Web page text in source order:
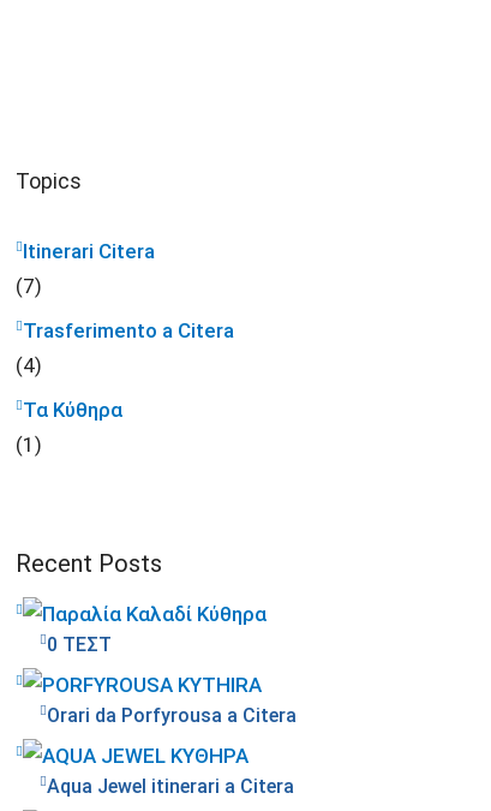
Topics
Itinerari Citera
(7)
Trasferimento a Citera
(4)
Τα Κύθηρα
(1)
Recent Posts
0 ΤΕΣΤ
Orari da Porfyrousa a Citera
Aqua Jewel itinerari a Citera